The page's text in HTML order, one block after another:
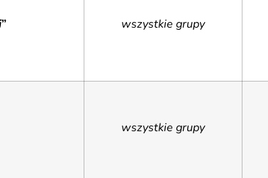
” wszystkie grupy
wszystkie grupy